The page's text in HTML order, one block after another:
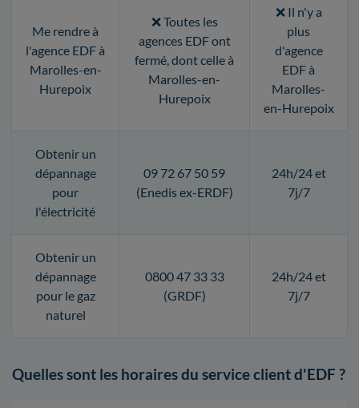
Me rendre à
l'agence EDF à
Marolles-en-
Hurepoix
❌ Toutes les
agences EDF ont
fermé, dont celle à
Marolles-en-
Hurepoix
❌ Il n'y a
plus
d'agence
EDF à
Marolles-
en-Hurepoix
Obtenir un
dépannage
pour
l'électricité
09 72 67 50 59
(Enedis ex-ERDF)
24h/24 et
7j/7
Obtenir un
dépannage
pour le gaz
naturel
0800 47 33 33
(GRDF)
24h/24 et
7j/7
Quelles sont les horaires du service client d'EDF ?